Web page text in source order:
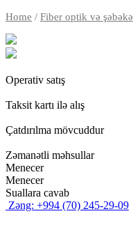
Home / Fiber optik və şəbəkə
Operativ satış
Taksit kartı ilə alış
Çatdırılma mövcuddur
Zəmanətli məhsullar
Menecer
Menecer
Suallara cavab
Zəng: +994 (70) 245-29-09